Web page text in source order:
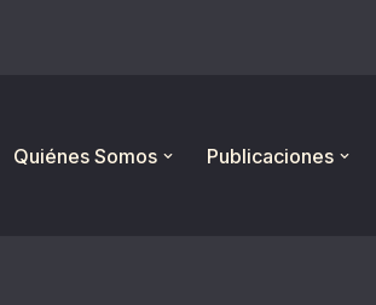
Quiénes Somos Publicaciones